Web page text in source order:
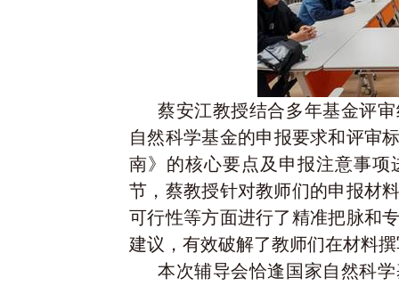
蔡安江教授结合多年基金评
自然科学基金的申报要求和评审
南》的核心要点及申报注意事项
节，蔡教授针对教师们的申报材
可行性等方面进行了精准把脉和
建议，有效破解了教师们在材料
本次辅导会恰逢国家自然科